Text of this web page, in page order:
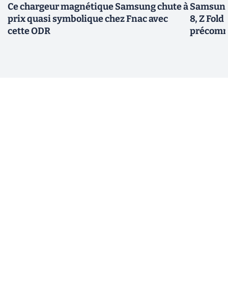
Ce chargeur magnétique Samsung chute à
prix quasi symbolique chez Fnac avec
cette ODR
8, Z Fold